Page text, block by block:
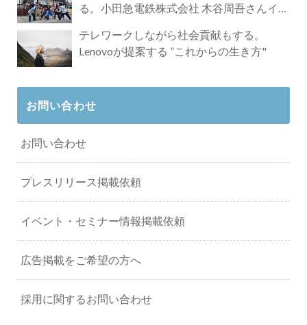
る。小田急電鉄株式会社 木谷周吾さんイン
テレワークしながら社会貢献もする。
Lenovoが提案する ”これからの生き方"
お問い合わせ
お問い合わせ
プレスリリース掲載依頼
イベント・セミナー情報掲載依頼
広告掲載をご希望の方へ
採用に関するお問い合わせ